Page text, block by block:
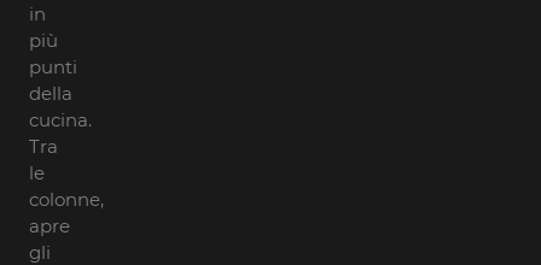
in
più
punti
della
cucina.
Tra
le
colonne,
apre
gli